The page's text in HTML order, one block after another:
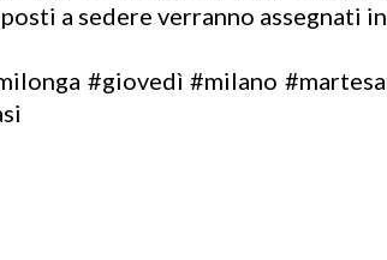
a sedere verranno assegnati
#giovedì #milano